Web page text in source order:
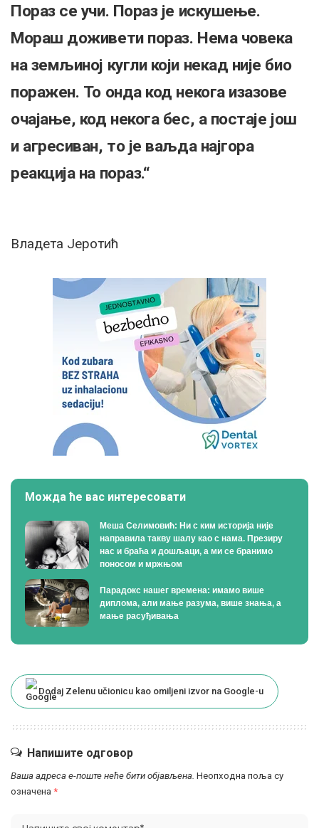
Пораз се учи. Пораз је искушење.
Мораш доживети пораз. Нема човека
на земљиној кугли који некад није био
поражен. То онда код некога изазове
очајање, код некога бес, а постаје још
и агресиван, то је ваљда најгора
реакција на пораз.“
Владета Јеротић
Можда ће вас интересовати
Меша Селимовић: Ни с ким историја није
направила такву шалу као с нама. Презиру
нас и браћа и дошљаци, а ми се бранимо
поносом и мржњом
Парадокс нашег времена: имамо више
диплома, али мање разума, више знања, а
мање расуђивања
Dodaj Zelenu učionicu kao omiljeni izvor na Google-u
Напишите одговор
Ваша адреса е-поште неће бити објављена. Неопходна поља су
означена *